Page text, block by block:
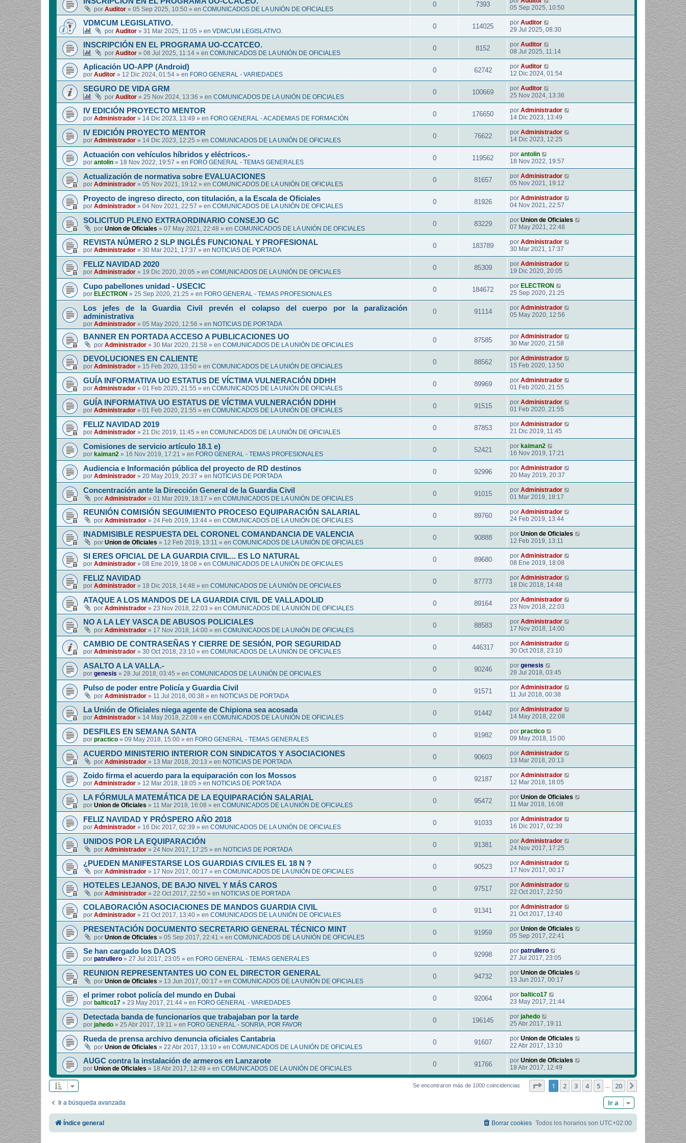
por Auditor » 05 Sep 2025, 10:50 » en COMUNICADOS DE LA UNIÓN DE OFICIALES
0 7393
05 Sep 2025, 10:50
VDMCUM LEGISLATIVO.
por Auditor » 31 Mar 2025, 11:05 » en VDMCUM LEGISLATIVO.
0 114025 por Auditor
29 Jul 2025, 08:30
INSCRIPCIÓN EN EL PROGRAMA UO-CCATCEO.
por Auditor » 08 Jul 2025, 11:14 » en COMUNICADOS DE LA UNIÓN DE OFICIALES
0 8152 por Auditor
08 Jul 2025, 11:14
Aplicación UO-APP (Android)
por Auditor » 12 Dic 2024, 01:54 » en FORO GENERAL - VARIEDADES
0 62742 por Auditor
12 Dic 2024, 01:54
SEGURO DE VIDA GRM
por Auditor » 25 Nov 2024, 13:36 » en COMUNICADOS DE LA UNIÓN DE OFICIALES
0 100669 por Auditor
25 Nov 2024, 13:36
IV EDICIÓN PROYECTO MENTOR
por Administrador » 14 Dic 2023, 13:49 » en FORO GENERAL - ACADEMIAS DE FORMACIÓN
0 176650 por Administrador
14 Dic 2023, 13:49
IV EDICIÓN PROYECTO MENTOR
por Administrador » 14 Dic 2023, 12:25 » en COMUNICADOS DE LA UNIÓN DE OFICIALES
0 76622 por Administrador
14 Dic 2023, 12:25
Actuación con vehículos híbridos y eléctricos.-
por antolin » 18 Nov 2022, 19:57 » en FORO GENERAL - TEMAS GENERALES
0 119562 por antolin
18 Nov 2022, 19:57
Actualización de normativa sobre EVALUACIONES
por Administrador » 05 Nov 2021, 19:12 » en COMUNICADOS DE LA UNIÓN DE OFICIALES
0 81657 por Administrador
05 Nov 2021, 19:12
Proyecto de ingreso directo, con titulación, a la Escala de Oficiales
por Administrador » 04 Nov 2021, 22:57 » en COMUNICADOS DE LA UNIÓN DE OFICIALES
0 81926 por Administrador
04 Nov 2021, 22:57
SOLICITUD PLENO EXTRAORDINARIO CONSEJO GC
por Union de Oficiales » 07 May 2021, 22:48 » en COMUNICADOS DE LA UNIÓN DE OFICIALES
0 83229 por Union de Oficiales
07 May 2021, 22:48
REVISTA NÚMERO 2 SLP INGLÉS FUNCIONAL Y PROFESIONAL
por Administrador » 30 Mar 2021, 17:37 » en NOTICIAS DE PORTADA
0 183789 por Administrador
30 Mar 2021, 17:37
FELIZ NAVIDAD 2020
por Administrador » 19 Dic 2020, 20:05 » en COMUNICADOS DE LA UNIÓN DE OFICIALES
0 85309 por Administrador
19 Dic 2020, 20:05
Cupo pabellones unidad - USECIC
por ELECTRON » 25 Sep 2020, 21:25 » en FORO GENERAL - TEMAS PROFESIONALES
0 184672 por ELECTRON
25 Sep 2020, 21:25
Los jefes de la Guardia Civil prevén el colapso del cuerpo por la paralización
administrativa
por Administrador » 05 May 2020, 12:56 » en NOTICIAS DE PORTADA
0 91114 por Administrador
05 May 2020, 12:56
BANNER EN PORTADA ACCESO A PUBLICACIONES UO
por Administrador » 30 Mar 2020, 21:58 » en COMUNICADOS DE LA UNIÓN DE OFICIALES
0 87585 por Administrador
30 Mar 2020, 21:58
DEVOLUCIONES EN CALIENTE
por Administrador » 15 Feb 2020, 13:50 » en COMUNICADOS DE LA UNIÓN DE OFICIALES
0 88562 por Administrador
15 Feb 2020, 13:50
GUÍA INFORMATIVA UO ESTATUS DE VÍCTIMA VULNERACIÓN DDHH
por Administrador » 01 Feb 2020, 21:55 » en COMUNICADOS DE LA UNIÓN DE OFICIALES
0 89969 por Administrador
01 Feb 2020, 21:55
GUÍA INFORMATIVA UO ESTATUS DE VÍCTIMA VULNERACIÓN DDHH
por Administrador » 01 Feb 2020, 21:55 » en COMUNICADOS DE LA UNIÓN DE OFICIALES
0 91515 por Administrador
01 Feb 2020, 21:55
FELIZ NAVIDAD 2019
por Administrador » 21 Dic 2019, 11:45 » en COMUNICADOS DE LA UNIÓN DE OFICIALES
0 87853 por Administrador
21 Dic 2019, 11:45
Comisiones de servicio artículo 18.1 e)
por kaiman2 » 16 Nov 2019, 17:21 » en FORO GENERAL - TEMAS PROFESIONALES
0 52421 por kaiman2
16 Nov 2019, 17:21
Audiencia e Información pública del proyecto de RD destinos
por Administrador » 20 May 2019, 20:37 » en NOTICIAS DE PORTADA
0 92996 por Administrador
20 May 2019, 20:37
Concentración ante la Dirección General de la Guardia Civil
por Administrador » 01 Mar 2019, 18:17 » en COMUNICADOS DE LA UNIÓN DE OFICIALES
0 91015 por Administrador
01 Mar 2019, 18:17
REUNIÓN COMISIÓN SEGUIMIENTO PROCESO EQUIPARACIÓN SALARIAL
por Administrador » 24 Feb 2019, 13:44 » en COMUNICADOS DE LA UNIÓN DE OFICIALES
0 89760 por Administrador
24 Feb 2019, 13:44
INADMISIBLE RESPUESTA DEL CORONEL COMANDANCIA DE VALENCIA
por Union de Oficiales » 12 Feb 2019, 13:11 » en COMUNICADOS DE LA UNIÓN DE OFICIALES
0 90888 por Union de Oficiales
12 Feb 2019, 13:11
SI ERES OFICIAL DE LA GUARDIA CIVIL... ES LO NATURAL
por Administrador » 08 Ene 2019, 18:08 » en COMUNICADOS DE LA UNIÓN DE OFICIALES
0 89680 por Administrador
08 Ene 2019, 18:08
FELIZ NAVIDAD
por Administrador » 18 Dic 2018, 14:48 » en COMUNICADOS DE LA UNIÓN DE OFICIALES
0 87773 por Administrador
18 Dic 2018, 14:48
ATAQUE A LOS MANDOS DE LA GUARDIA CIVIL DE VALLADOLID
por Administrador » 23 Nov 2018, 22:03 » en COMUNICADOS DE LA UNIÓN DE OFICIALES
0 89164 por Administrador
23 Nov 2018, 22:03
NO A LA LEY VASCA DE ABUSOS POLICIALES
por Administrador » 17 Nov 2018, 14:00 » en COMUNICADOS DE LA UNIÓN DE OFICIALES
0 88583 por Administrador
17 Nov 2018, 14:00
CAMBIO DE CONTRASEÑAS Y CIERRE DE SESIÓN, POR SEGURIDAD
por Administrador » 30 Oct 2018, 23:10 » en COMUNICADOS DE LA UNIÓN DE OFICIALES
0 446317 por Administrador
30 Oct 2018, 23:10
ASALTO A LA VALLA.-
por genesis » 28 Jul 2018, 03:45 » en COMUNICADOS DE LA UNIÓN DE OFICIALES
0 90246 por genesis
28 Jul 2018, 03:45
Pulso de poder entre Policía y Guardia Civil
por Administrador » 11 Jul 2018, 00:38 » en NOTICIAS DE PORTADA
0 91571 por Administrador
11 Jul 2018, 00:38
La Unión de Oficiales niega agente de Chipiona sea acosada
por Administrador » 14 May 2018, 22:08 » en COMUNICADOS DE LA UNIÓN DE OFICIALES
0 91442 por Administrador
14 May 2018, 22:08
DESFILES EN SEMANA SANTA
por practico » 09 May 2018, 15:00 » en FORO GENERAL - TEMAS GENERALES
0 91982 por practico
09 May 2018, 15:00
ACUERDO MINISTERIO INTERIOR CON SINDICATOS Y ASOCIACIONES
por Administrador » 13 Mar 2018, 20:13 » en NOTICIAS DE PORTADA
0 90603 por Administrador
13 Mar 2018, 20:13
Zoido firma el acuerdo para la equiparación con los Mossos
por Administrador » 12 Mar 2018, 18:05 » en NOTICIAS DE PORTADA
0 92187 por Administrador
12 Mar 2018, 18:05
LA FÓRMULA MATEMÁTICA DE LA EQUIPARACIÓN SALARIAL
por Union de Oficiales » 11 Mar 2018, 16:08 » en COMUNICADOS DE LA UNIÓN DE OFICIALES
0 95472 por Union de Oficiales
11 Mar 2018, 16:08
FELIZ NAVIDAD Y PRÓSPERO AÑO 2018
por Administrador » 16 Dic 2017, 02:39 » en COMUNICADOS DE LA UNIÓN DE OFICIALES
0 91033 por Administrador
16 Dic 2017, 02:39
UNIDOS POR LA EQUIPARACIÓN
por Administrador » 24 Nov 2017, 17:25 » en NOTICIAS DE PORTADA
0 91381 por Administrador
24 Nov 2017, 17:25
¿PUEDEN MANIFESTARSE LOS GUARDIAS CIVILES EL 18 N ?
por Administrador » 17 Nov 2017, 00:17 » en COMUNICADOS DE LA UNIÓN DE OFICIALES
0 90523 por Administrador
17 Nov 2017, 00:17
HOTELES LEJANOS, DE BAJO NIVEL Y MÁS CAROS
por Administrador » 22 Oct 2017, 22:50 » en NOTICIAS DE PORTADA
0 97517 por Administrador
22 Oct 2017, 22:50
COLABORACIÓN ASOCIACIONES DE MANDOS GUARDIA CIVIL
por Administrador » 21 Oct 2017, 13:40 » en COMUNICADOS DE LA UNIÓN DE OFICIALES
0 91341 por Administrador
21 Oct 2017, 13:40
PRESENTACIÓN DOCUMENTO SECRETARIO GENERAL TÉCNICO MINT
por Union de Oficiales » 05 Sep 2017, 22:41 » en COMUNICADOS DE LA UNIÓN DE OFICIALES
0 91959 por Union de Oficiales
05 Sep 2017, 22:41
Se han cargado los DAOS
por patrullero » 27 Jul 2017, 23:05 » en FORO GENERAL - TEMAS GENERALES
0 92998 por patrullero
27 Jul 2017, 23:05
REUNION REPRESENTANTES UO CON EL DIRECTOR GENERAL
por Union de Oficiales » 13 Jun 2017, 00:17 » en COMUNICADOS DE LA UNIÓN DE OFICIALES
0 94732 por Union de Oficiales
13 Jun 2017, 00:17
el primer robot policía del mundo en Dubai
por baltico17 » 23 May 2017, 21:44 » en FORO GENERAL - VARIEDADES
0 92064 por baltico17
23 May 2017, 21:44
Detectada banda de funcionarios que trabajaban por la tarde
por jahedo » 25 Abr 2017, 19:11 » en FORO GENERAL - SONRIA, POR FAVOR
0 196145 por jahedo
25 Abr 2017, 19:11
Rueda de prensa archivo denuncia oficiales Cantabria
por Union de Oficiales » 22 Abr 2017, 13:10 » en COMUNICADOS DE LA UNIÓN DE OFICIALES
0 91607 por Union de Oficiales
22 Abr 2017, 13:10
AUGC contra la instalación de armeros en Lanzarote
por Union de Oficiales » 18 Abr 2017, 12:49 » en COMUNICADOS DE LA UNIÓN DE OFICIALES
0 91766 por Union de Oficiales
18 Abr 2017, 12:49
Se encontraron más de 1000 coincidencias Página1 de 20
1 2 3 4 5 20 Siguiente
Ir a búsqueda avanzada Ir a
Índice general Todos los horarios son UTC+02:00
Borrar cookies